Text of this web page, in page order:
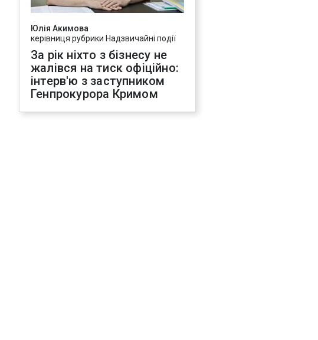
Юлія Акимова
керівниця рубрики Надзвичайні події
За рік ніхто з бізнесу не
жалівся на тиск офіційно:
інтерв'ю з заступником
Генпрокурора Кримом